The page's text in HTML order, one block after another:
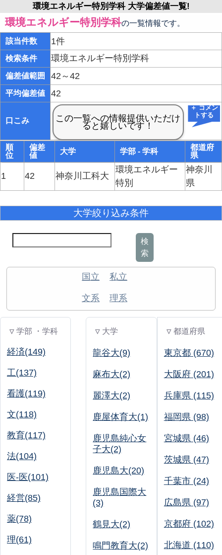
環境エネルギー特別学科 大学偏差値一覧!
環境エネルギー特別学科の一覧情報です。
該当件数 1件
検索条件 環境エネルギー特別学科
偏差値範囲 42～42
平均偏差値 42
口こみ
＋ コメン
トする
順
位
偏差
値
大学 学部 - 学科
都道府
県
1 42 神奈川工科大
環境エネルギー
特別
神奈川
県
大学絞り込み条件
検
索
国立 私立
文系 理系
▽ 学部 ・学科
経済(149)
工(137)
看護(119)
文(118)
教育(117)
法(104)
医-医(101)
経営(85)
薬(78)
理(61)
▽ 大学
龍谷大(9)
麻布大(2)
麗澤大(2)
鹿屋体育大(1)
鹿児島純心女
子大(2)
鹿児島大(20)
鹿児島国際大
(3)
鶴見大(2)
鳴門教育大(2)
▽ 都道府県
東京都 (670)
大阪府 (201)
兵庫県 (115)
福岡県 (98)
宮城県 (46)
茨城県 (47)
千葉市 (24)
広島県 (97)
京都府 (102)
北海道 (110)